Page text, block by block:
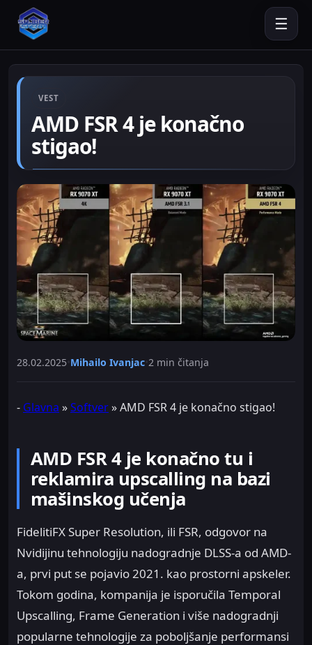
☰
VEST
AMD FSR 4 je konačno
stigao!
28.02.2025 Mihailo Ivanjac 2 min čitanja
- Glavna »Softver»AMD FSR 4 je konačno stigao!
AMD FSR 4 je konačno tu i
reklamira upscalling na bazi
mašinskog učenja
FidelitiFX Super Resolution, ili FSR, odgovor na
Nvidijinu tehnologiju nadogradnje DLSS-a od AMD-
a, prvi put se pojavio 2021. kao prostorni apskeler.
Tokom godina, kompanija je isporučila Temporal
Upscalling, Frame Generation i više nadogradnji
popularne tehnologije za poboljšanje performansi